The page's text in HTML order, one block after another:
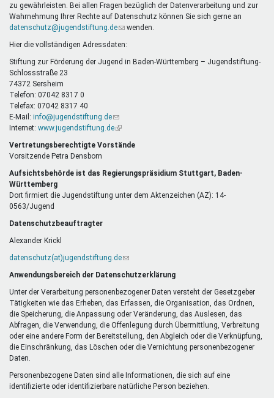
zu gewährleisten. Bei allen Fragen bezüglich der Datenverarbeitung und zur
Wahrnehmung Ihrer Rechte auf Datenschutz können Sie sich gerne an
datenschutz@jugendstiftung.de(Link
E-
Mail)
wenden.
Hier die vollständigen Adressdaten:
Stiftung zur Förderung der Jugend in Baden-Württemberg – Jugendstiftung-
Schlossstraße 23
74372 Sersheim
Telefon: 07042 8317 0
Telefax: 07042 8317 40
E-Mail: info@jugendstiftung.de(Link
sendet
Mail)
Internet: www.jugendstiftung.de(Link
extern)
Vertretungsberechtigte Vorstände
Vorsitzende Petra Densborn
Aufsichtsbehörde ist das Regierungspräsidium Stuttgart, Baden-
Württemberg
Dort firmiert die Jugendstiftung unter dem Aktenzeichen (AZ): 14-
0563/Jugend
Datenschutzbeauftragter
Alexander Krickl
datenschutz(at)jugendstiftung.de(Link
E-
Mail)
Anwendungsbereich der Datenschutzerklärung
Unter der Verarbeitung personenbezogener Daten versteht der Gesetzgeber
Tätigkeiten wie das Erheben, das Erfassen, die Organisation, das Ordnen,
die Speicherung, die Anpassung oder Veränderung, das Auslesen, das
Abfragen, die Verwendung, die Offenlegung durch Übermittlung, Verbreitung
oder eine andere Form der Bereitstellung, den Abgleich oder die Verknüpfung,
die Einschränkung, das Löschen oder die Vernichtung personenbezogener
Daten.
Personenbezogene Daten sind alle Informationen, die sich auf eine
identifizierte oder identifizierbare natürliche Person beziehen.